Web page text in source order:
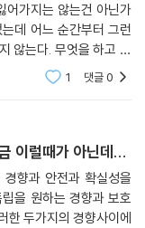
제
들이 모두 마음속에 자
를 통해 자신의 존재
레드 아들러와 함께 후
이론이 다시 주목받는
인정받으려고 하는)이
문이다.
어가지는 않는건 아닌가
데 어느 순간부터 그런
않는다. 무엇을 하고 싶
다. 초조해 지는 마음이
1 댓글0
이럴때가 아닌데...
향과 안전과 확실성을
원하는 경향과 보호
의 경향사이에